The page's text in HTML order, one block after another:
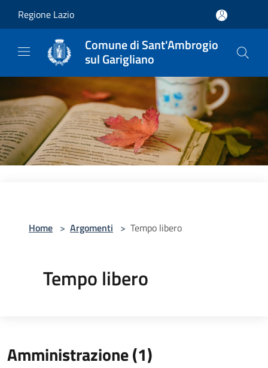
Regione Lazio
Comune di Sant'Ambrogio
sul Garigliano
Home > Argomenti > Tempo libero
Tempo libero
Amministrazione (1)